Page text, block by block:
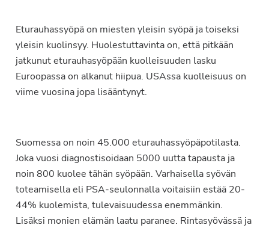
Eturauhassyöpä on miesten yleisin syöpä ja toiseksi
yleisin kuolinsyy. Huolestuttavinta on, että pitkään
jatkunut eturauhasyöpään kuolleisuuden lasku
Euroopassa on alkanut hiipua. USAssa kuolleisuus on
viime vuosina jopa lisääntynyt.
Suomessa on noin 45.000 eturauhassyöpäpotilasta.
Joka vuosi diagnostisoidaan 5000 uutta tapausta ja
noin 800 kuolee tähän syöpään. Varhaisella syövän
toteamisella eli PSA-seulonnalla voitaisiin estää 20-
44% kuolemista, tulevaisuudessa enemmänkin.
Lisäksi monien elämän laatu paranee. Rintasyövässä ja